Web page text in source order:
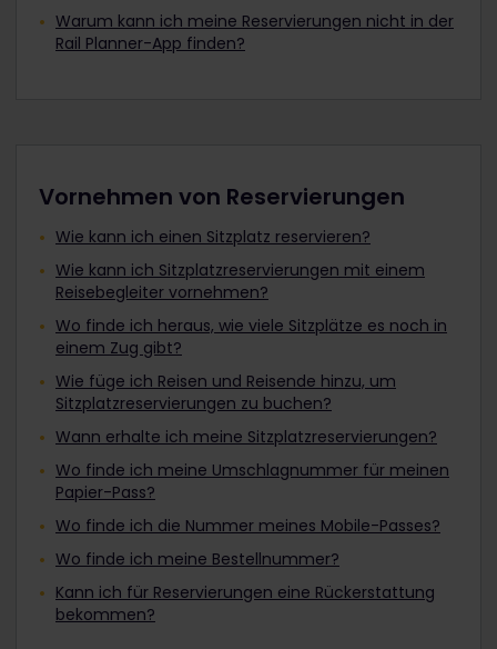
Warum kann ich meine Reservierungen nicht in der
Rail Planner-App finden?
Vornehmen von Reservierungen
Wie kann ich einen Sitzplatz reservieren?
Wie kann ich Sitzplatzreservierungen mit einem
Reisebegleiter vornehmen?
Wo finde ich heraus, wie viele Sitzplätze es noch in
einem Zug gibt?
Wie füge ich Reisen und Reisende hinzu, um
Sitzplatzreservierungen zu buchen?
Wann erhalte ich meine Sitzplatzreservierungen?
Wo finde ich meine Umschlagnummer für meinen
Papier-Pass?
Wo finde ich die Nummer meines Mobile-Passes?
Wo finde ich meine Bestellnummer?
Kann ich für Reservierungen eine Rückerstattung
bekommen?